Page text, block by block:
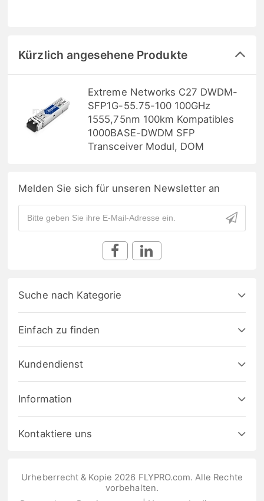
Kürzlich angesehene Produkte
Extreme Networks C27 DWDM-
SFP1G-55.75-100 100GHz
1555,75nm 100km Kompatibles
1000BASE-DWDM SFP
Transceiver Modul, DOM
Melden Sie sich für unseren Newsletter an
Suche nach Kategorie
Einfach zu finden
Kundendienst
Information
Kontaktiere uns
Urheberrecht & Kopie 2026 FLYPRO.com. Alle Rechte
vorbehalten.